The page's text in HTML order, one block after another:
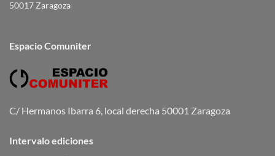
50017 Zaragoza
Espacio Comuniter
C/ Hermanos Ibarra 6, local derecha 50001 Zaragoza
Intervalo ediciones